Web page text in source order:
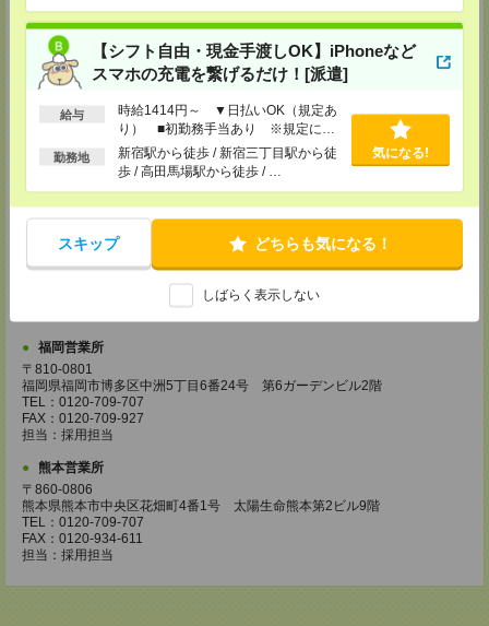
【シフト自由・現金手渡しOK】iPhoneなど
スマホの充電を繋げるだけ！[派遣]
給与
時給1414円～ ▼日払いOK（規定あ
り） ■初勤務手当あり ※規定によ
る
勤務地
新宿駅から徒歩 / 新宿三丁目駅から徒
歩 / 高田馬場駅から徒歩 / …
気になる!
スキップ どちらも気になる！
しばらく表示しない
兵庫県神戸市中央区東川崎町1丁目3番3号 神戸ハーバーランドセンタービ
ル18階
TEL：0120-995-984
FAX：0120-709-785
担当：採用担当
広島営業所
広島県広島市中区紙屋町2丁目1番地22号 広島興銀ビル11階
TEL：0120-709-707
FAX：0120-934-504
担当：採用担当
〒790-0003
愛媛県松山市三番町7丁目1番地21号 ジブラルタ生命松山ビル8階
福岡営業所
〒810-0801
福岡県福岡市博多区中洲5丁目6番24号 第6ガーデンビル2階
TEL：0120-709-707
FAX：0120-709-927
担当：採用担当
熊本営業所
〒860-0806
熊本県熊本市中央区花畑町4番1号 太陽生命熊本第2ビル9階
TEL：0120-709-707
FAX：0120-934-611
担当：採用担当